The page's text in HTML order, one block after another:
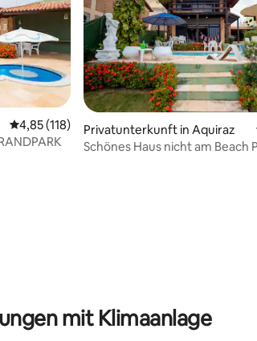
Bewertungen
Durchschnittliche Bewertung: 4,85 von 5,
4,85 (118)
Privatunterkunft in Aquiraz
Schönes Haus nicht am Beach
mit Klimaanlage